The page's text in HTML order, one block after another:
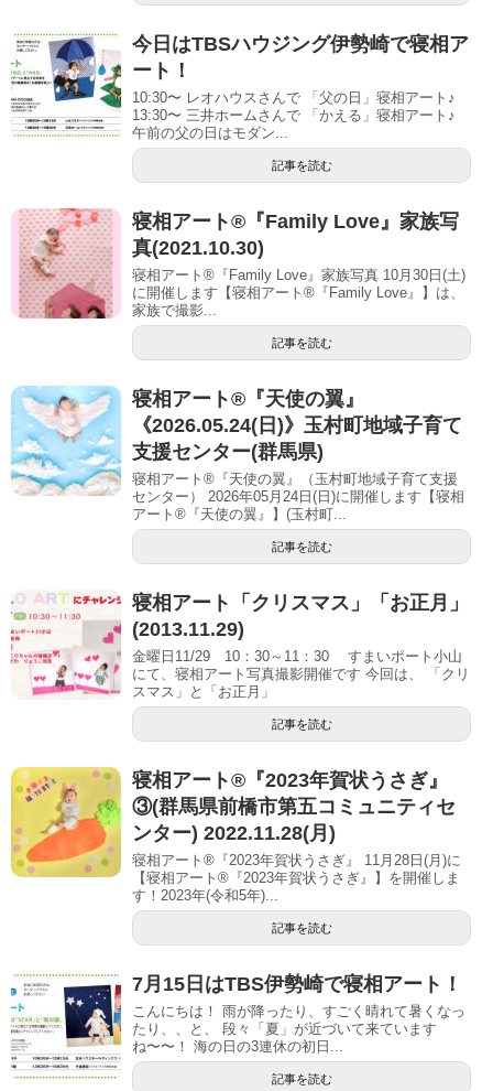
今日はTBSハウジング伊勢崎で寝相ア
ート！
10:30〜 レオハウスさんで 「父の日」寝相アート♪
13:30〜 三井ホームさんで 「かえる」寝相アート♪
午前の父の日はモダン...
記事を読む
寝相アート®『Family Love』家族写
真(2021.10.30)
寝相アート®『Family Love』家族写真 10月30日(土)
に開催します【寝相アート®︎『Family Love』】は、
家族で撮影...
記事を読む
寝相アート®︎『天使の翼』
《2026.05.24(日)》玉村町地域子育て
支援センター(群馬県)
寝相アート®『天使の翼』（玉村町地域子育て支援
センター） 2026年05月24日(日)に開催します【寝相
アート®︎『天使の翼』】(玉村町...
記事を読む
寝相アート「クリスマス」「お正月」
(2013.11.29)
金曜日11/29 10：30～11：30 すまいポート小山
にて、寝相アート写真撮影開催です 今回は、 「クリ
スマス」と「お正月」
記事を読む
寝相アート®︎『2023年賀状うさぎ』
③(群馬県前橋市第五コミュニティセ
ンター) 2022.11.28(月)
寝相アート®『2023年賀状うさぎ』 11月28日(月)に
【寝相アート®︎『2023年賀状うさぎ』】を開催しま
す！2023年(令和5年)...
記事を読む
7月15日はTBS伊勢崎で寝相アート！
こんにちは！ 雨が降ったり、すごく晴れて暑くなっ
たり、、と、 段々「夏」が近づいて来ています
ね〜〜！ 海の日の3連休の初日...
記事を読む